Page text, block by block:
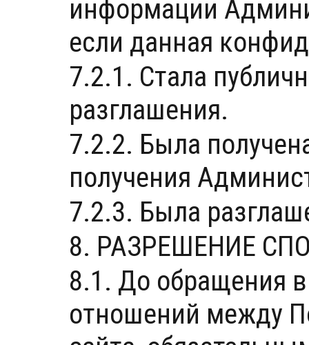
информации
если данная
7.2.1. Стала
разглашения.
7.2.2. Была
получения
7.2.3. Была
8. РАЗРЕШЕНИЕ
8.1. До обращения
отношений между